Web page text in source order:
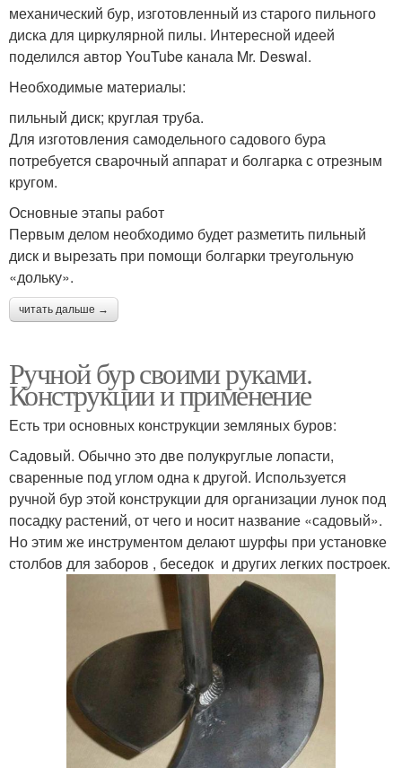
механический бур, изготовленный из старого пильного
диска для циркулярной пилы. Интересной идеей
поделился автор YouTube канала Mr. Deswal.
Необходимые материалы:
пильный диск; круглая труба.
Для изготовления самодельного садового бура
потребуется сварочный аппарат и болгарка с отрезным
кругом.
Основные этапы работ
Первым делом необходимо будет разметить пильный
диск и вырезать при помощи болгарки треугольную
«дольку».
читать дальше →
Ручной бур своими руками.
Конструкции и применение
Есть три основных конструкции земляных буров:
Садовый. Обычно это две полукруглые лопасти,
сваренные под углом одна к другой. Используется
ручной бур этой конструкции для организации лунок под
посадку растений, от чего и носит название «садовый».
Но этим же инструментом делают шурфы при установке
столбов для заборов , беседок и других легких построек.